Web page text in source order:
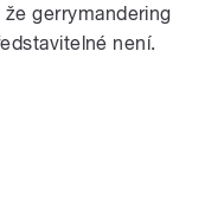
gerrymandering
není.